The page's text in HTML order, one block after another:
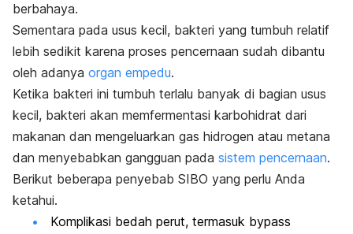
berbahaya.
Sementara pada usus kecil, bakteri yang tumbuh relatif
lebih sedikit karena proses pencernaan sudah dibantu
oleh adanya organ empedu.
Ketika bakteri ini tumbuh terlalu banyak di bagian usus
kecil, bakteri akan memfermentasi karbohidrat dari
makanan dan mengeluarkan gas hidrogen atau metana
dan menyebabkan gangguan pada sistem pencernaan.
Berikut beberapa penyebab SIBO yang perlu Anda
ketahui.
Komplikasi bedah perut, termasuk bypass